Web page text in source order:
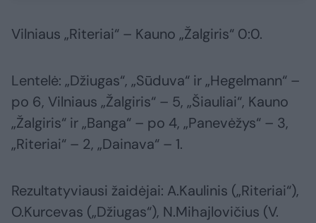
Vilniaus „Riteriai“ – Kauno „Žalgiris“ 0:0.
Lentelė: „Džiugas“, „Sūduva“ ir „Hegelmann“ –
po 6, Vilniaus „Žalgiris“ – 5, „Šiauliai“, Kauno
„Žalgiris“ ir „Banga“ – po 4, „Panevėžys“ – 3,
„Riteriai“ – 2, „Dainava“ – 1.
Rezultatyviausi žaidėjai: A.Kaulinis („Riteriai“),
O.Kurcevas („Džiugas“), N.Mihajlovičius (V.